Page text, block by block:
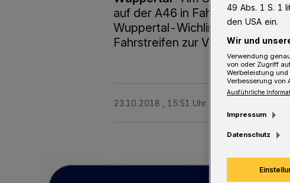
auf der A46 in Fahrtrichtung
Wuppertal-Wichlinghausen und
Fahrstreifen zur Verfügung.
23.10.2018 , 15:51 Uhr
49 Abs. 1 S. 1
den USA ein.
Wir und
Verwendung
von oder Zugriff
Werbeleistung
Verbesserung von
Ausführliche
Impressum
Datenschutz